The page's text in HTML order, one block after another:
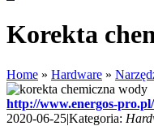
Korekta
Home » Hardware »
http://www.energos-
2020-06-25|Kategoria: